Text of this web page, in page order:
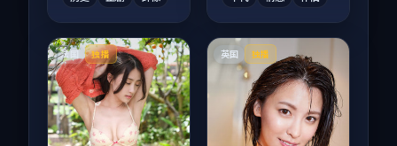
法国 独播 英国 独播